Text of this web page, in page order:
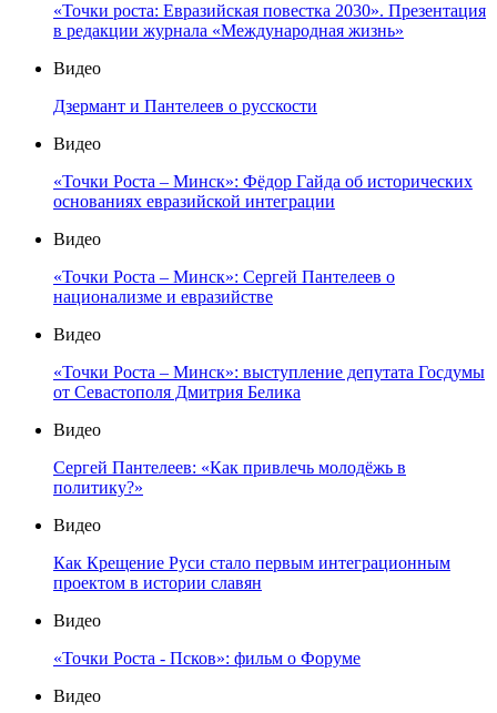
«Точки роста: Евразийская повестка 2030». Презентация
в редакции журнала «Международная жизнь»
Видео
Дзермант и Пантелеев о русскости
Видео
«Точки Роста – Минск»: Фёдор Гайда об исторических
основаниях евразийской интеграции
Видео
«Точки Роста – Минск»: Сергей Пантелеев о
национализме и евразийстве
Видео
«Точки Роста – Минск»: выступление депутата Госдумы
от Севастополя Дмитрия Белика
Видео
Сергей Пантелеев: «Как привлечь молодёжь в
политику?»
Видео
Как Крещение Руси стало первым интеграционным
проектом в истории славян
Видео
«Точки Роста - Псков»: фильм о Форуме
Видео